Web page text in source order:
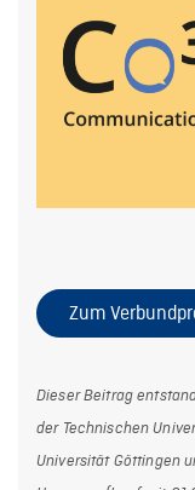
Zum
Dieser Beitrag
der Technischen
Universität Göttingen